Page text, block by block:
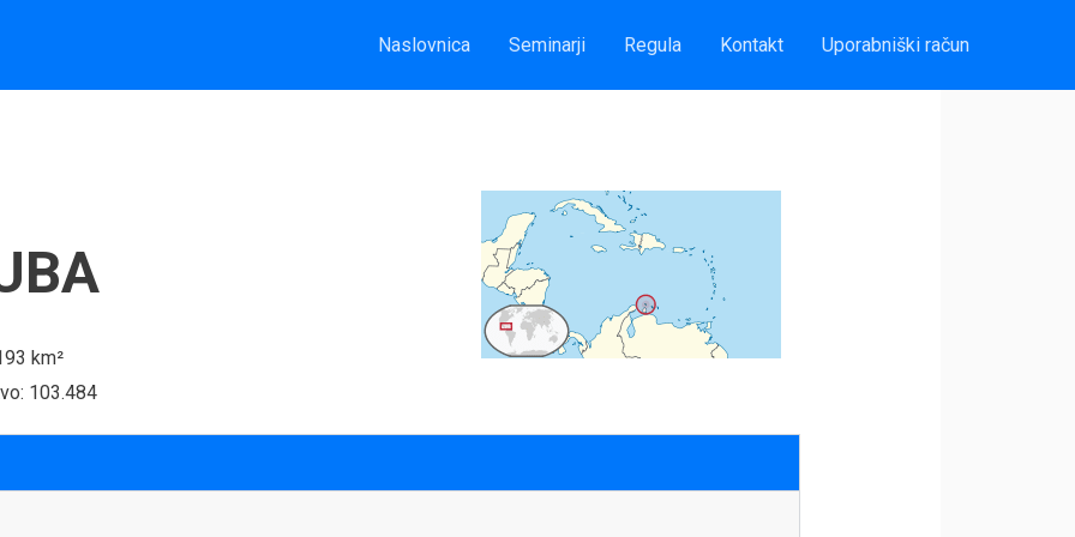
Naslovnica Seminarji Regula Kontakt Uporabniški račun
km²
103.484